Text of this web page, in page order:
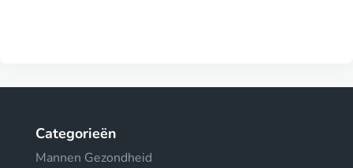
Categorieën
Mannen Gezondheid